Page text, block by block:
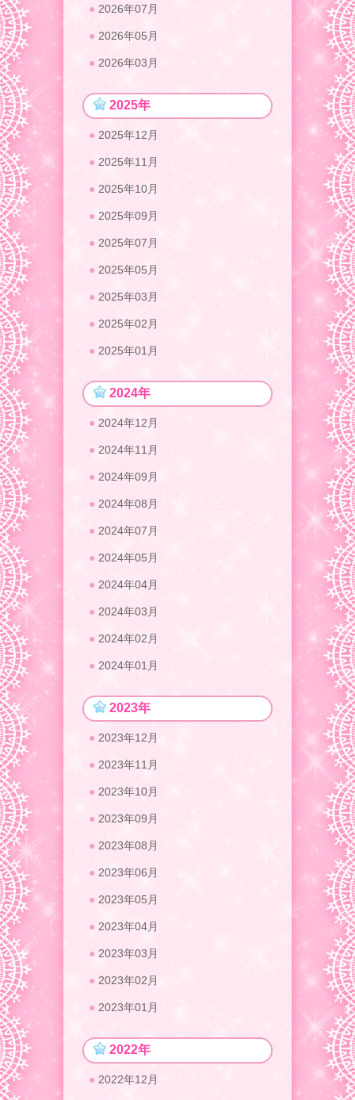
2026年07月
2026年05月
2026年03月
2025年
2025年12月
2025年11月
2025年10月
2025年09月
2025年07月
2025年05月
2025年03月
2025年02月
2025年01月
2024年
2024年12月
2024年11月
2024年09月
2024年08月
2024年07月
2024年05月
2024年04月
2024年03月
2024年02月
2024年01月
2023年
2023年12月
2023年11月
2023年10月
2023年09月
2023年08月
2023年06月
2023年05月
2023年04月
2023年03月
2023年02月
2023年01月
2022年
2022年12月